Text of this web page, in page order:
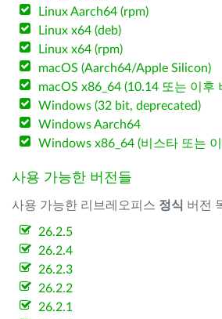
Linux Aarch64 (rpm)
Linux x64 (deb)
Linux x64 (rpm)
macOS (Aarch64/Apple Silicon)
macOS x86_64 (10.14 또는 이후
Windows (32 bit, deprecated)
Windows Aarch64
Windows x86_64 (비스타 또는
사용 가능한 버전들
사용 가능한 리브레오피스 정식 버전
26.2.5
26.2.4
26.2.3
26.2.2
26.2.1